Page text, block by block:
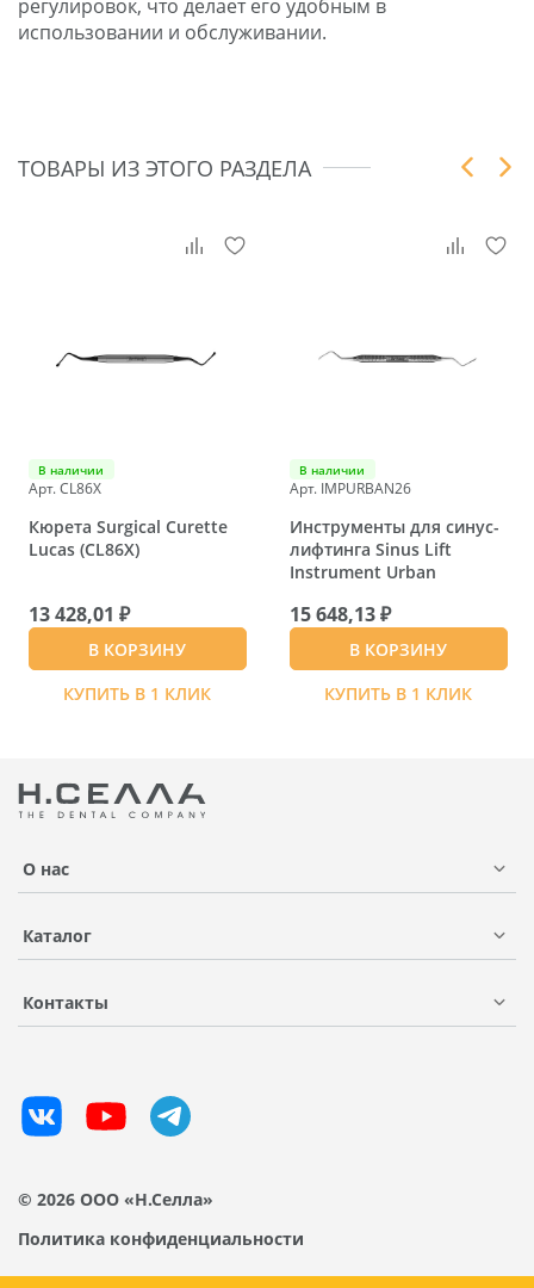
регулировок, что делает его удобным в
использовании и обслуживании.
ТОВАРЫ ИЗ ЭТОГО РАЗДЕЛА
В наличии
Арт. CL86X
Кюрета Surgical Curette
Lucas (CL86X)
13 428,01 ₽
В КОРЗИНУ
КУПИТЬ В 1 КЛИК
В наличии
Арт. IMPURBAN26
Инструменты для синус-
лифтинга Sinus Lift
Instrument Urban
15 648,13 ₽
В КОРЗИНУ
КУПИТЬ В 1 КЛИК
О нас
Каталог
Контакты
© 2026 ООО «Н.Селла»
Политика конфиденциальности